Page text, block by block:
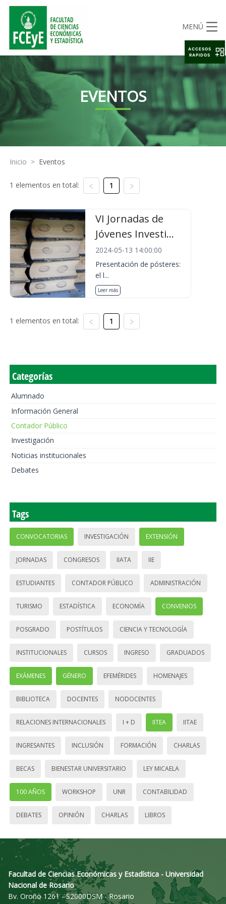
MENÚ
EVENTOS
Inicio > Eventos
1 elementos en total: 1
VI Jornadas de
Jóvenes Investi...
2024-05-13 14:00:00
Presentación de pósteres:
el l...
Leer más
1 elementos en total: 1
Categorías
Alumnado
Información General
Contador Público
Investigación
Noticias institucionales
Debates
Tags
CONVOCATORIAS INVESTIGACIÓN EXTENSIÓN
JORNADAS CONGRESOS IIATA IIE
ESTUDIANTES CONTADOR PÚBLICO ADMINISTRACIÓN
TURISMO ESTADÍSTICA ECONOMÍA CONVENIOS
POSGRADO POSTÍTULOS CIENCIA Y TECNOLOGÍA
INSTITUCIONALES CURSOS INGRESO GRADUADOS
EXÁMENES GÉNERO EFEMÉRIDES HOMENAJES
BIBLIOTECA DOCENTES NODOCENTES
RELACIONES INTERNACIONALES I + D IITEA IITAE
INGRESANTES INCLUSIÓN FORMACIÓN CHARLAS
BECAS BIENESTAR UNIVERSITARIO LEY MICAELA
100 AÑOS WORKSHOP UNR CONTABILIDAD
DEBATES OPINIÓN CHARLAS LIBROS
Facultad de Ciencias Económicas y Estadística - Universidad
Nacional de Rosario
Bv. Oroño 1261 - S2000DSM - Rosario
ACCESOS
RAPIDOS